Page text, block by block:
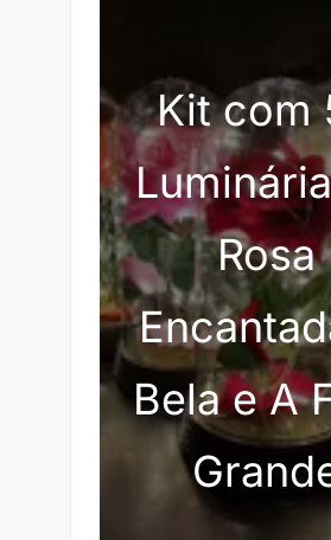
Kit com
Rosa
Bela e A